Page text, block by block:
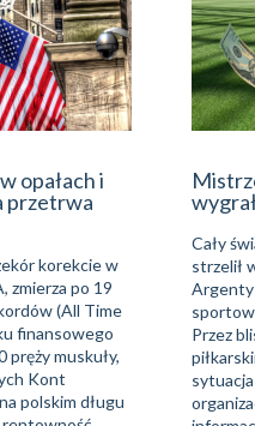
opałach i
przetrwa
korekcie w
zmierza po 19
(All Time
finansowego
muskuły,
Kont
polskim długu
Cały
strzelił
Przez